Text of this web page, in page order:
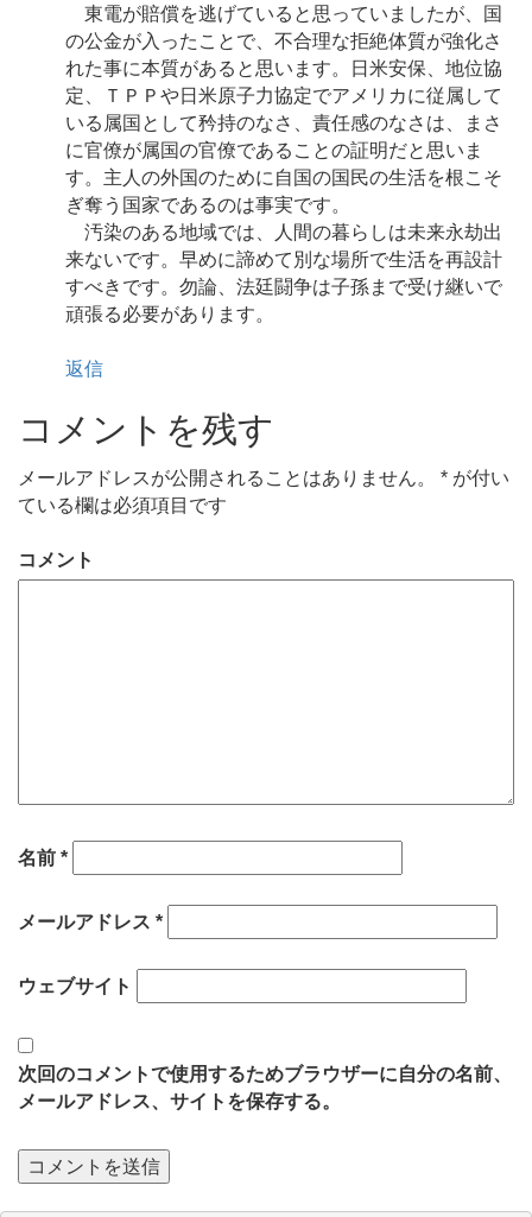
東電が賠償を逃げていると思っていましたが、国
の公金が入ったことで、不合理な拒絶体質が強化さ
れた事に本質があると思います。日米安保、地位協
定、ＴＰＰや日米原子力協定でアメリカに従属して
いる属国として矜持のなさ、責任感のなさは、まさ
に官僚が属国の官僚であることの証明だと思いま
す。主人の外国のために自国の国民の生活を根こそ
ぎ奪う国家であるのは事実です。
汚染のある地域では、人間の暮らしは未来永劫出
来ないです。早めに諦めて別な場所で生活を再設計
すべきです。勿論、法廷闘争は子孫まで受け継いで
頑張る必要があります。
返信
コメントを残す
メールアドレスが公開されることはありません。 * が付い
ている欄は必須項目です
コメント
名前 *
メールアドレス *
ウェブサイト
次回のコメントで使用するためブラウザーに自分の名前、
メールアドレス、サイトを保存する。